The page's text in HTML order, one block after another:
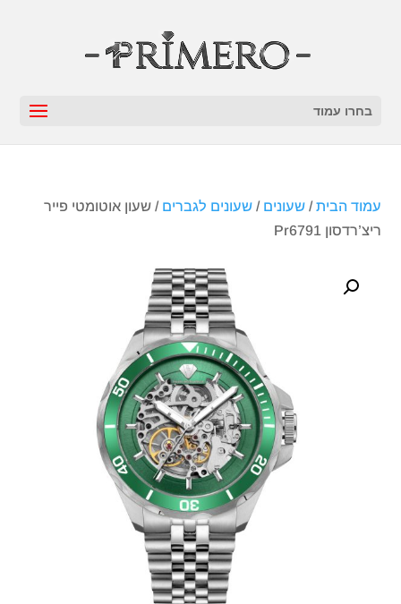
בחרו עמוד
עמוד הבית/שעונים /שעונים לגברים / שעון אוטומטי פייר
ריצ’רדסון Pr6791